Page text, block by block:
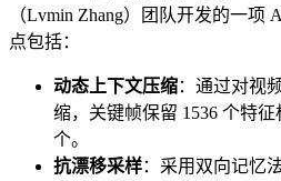
（Lvmin Zhang）团队开发的一
点包括：
动态上下文压缩：通过对视
缩，关键帧保留 1536 个特
个。
抗漂移采样：采用双向记忆